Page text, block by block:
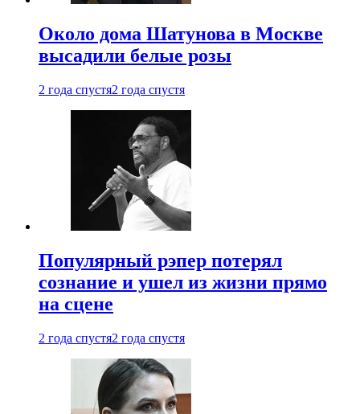
Около дома Шатунова в Москве
высадили белые розы
2 года спустя2 года спустя
Популярный рэпер потерял
сознание и ушел из жизни прямо
на сцене
2 года спустя2 года спустя